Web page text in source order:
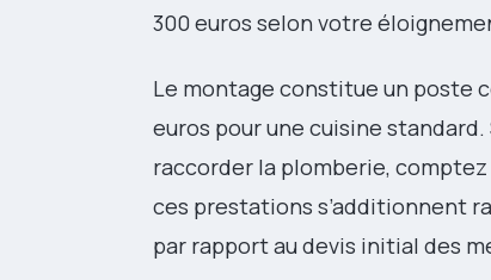
300 euros selon votre
Le montage constitue un poste
euros pour une cuisine
raccorder la plomberie,
ces prestations s’additionnent
par rapport au devis initial des